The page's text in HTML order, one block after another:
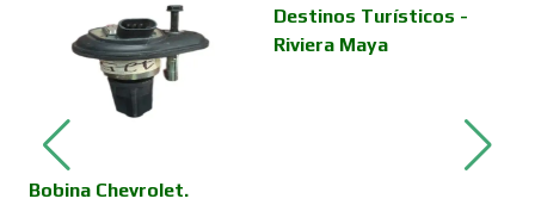
Cámaras de Comercio
Bobina Chevrolet.
Destinos Turísticos -
Riviera Maya